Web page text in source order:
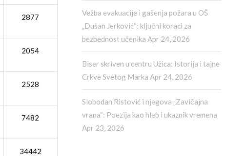
2877
2054
2528
7482
34442
Vežba evakuacije i gašenja požara u OŠ
„Dušan Jerković“: ključni koraci za
bezbednost učenika Apr 24, 2026
Biser skriven u centru Užica: Istorija i tajne
Crkve Svetog Marka Apr 24, 2026
Slobodan Ristović i njegova „Zavičajna
vrana“: Poezija kao hleb i ukaznik vremena
Apr 23, 2026